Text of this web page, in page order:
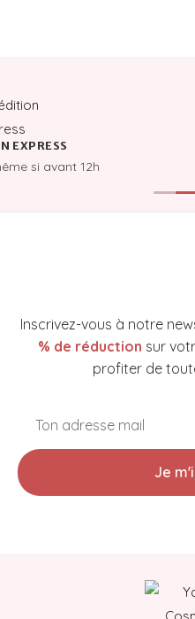
EXPRESS
si avant 12h
Inscrivez-vous à notre
% de réduction sur
profiter de
Je